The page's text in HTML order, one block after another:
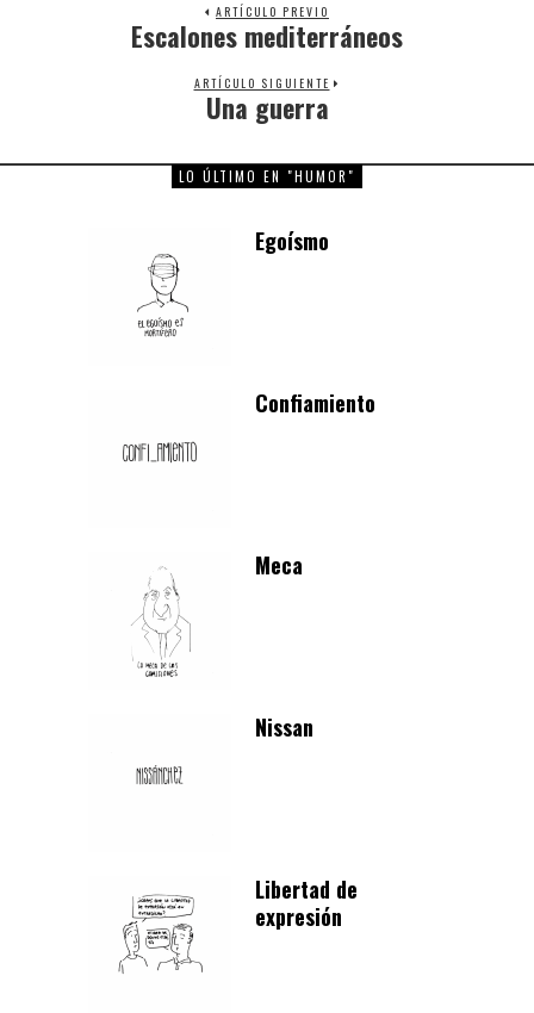
ARTÍCULO PREVIO
Previous
Escalones mediterráneos
ARTÍCULO SIGUIENTE
Next
post:
Una guerra
LO ÚLTIMO EN "HUMOR"
Egoísmo
Confiamiento
Meca
Nissan
Libertad de
expresión